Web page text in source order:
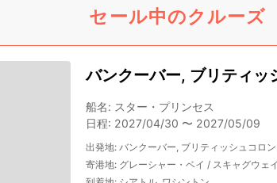
セール中のクルーズ
バンクーバー, ブリティッ
船名: スター・プリンセス
日程: 2027/04/30 〜 2027/05/09
出発地: バンクーバー, ブリティッシュコロ
寄港地: グレーシャー・ベイ / スキャグウェイ